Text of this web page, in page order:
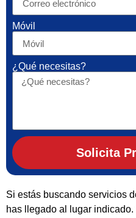
Móvil
¿Qué necesitas?
Solicita
Si estás buscando servicios
has llegado al lugar